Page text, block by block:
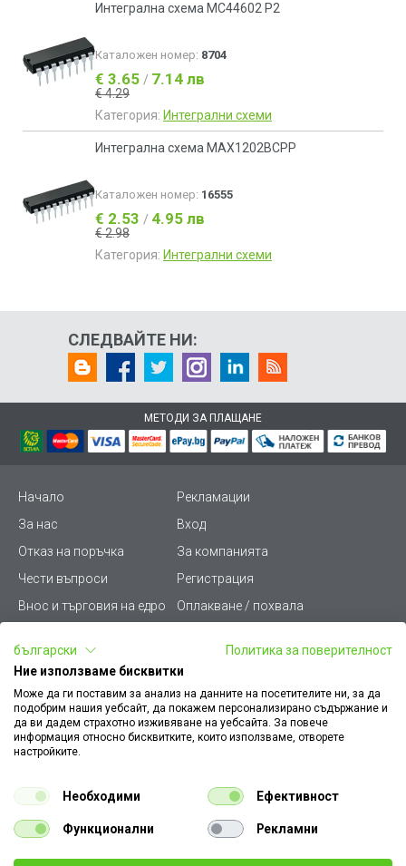
Интегрална схема MC44602 P2
Каталожен номер: 8704
€ 3.65 / 7.14 лв
€ 4.29
Категория: Интегрални схеми
Интегрална схема MAX1202BCPP
Каталожен номер: 16555
€ 2.53 / 4.95 лв
€ 2.98
Категория: Интегрални схеми
СЛЕДВАЙТЕ НИ:
МЕТОДИ ЗА ПЛАЩАНЕ
Начало
Рекламации
За нас
Вход
Отказ на поръчка
За компанията
Чести въпроси
Регистрация
Внос и търговия на едро
Оплакване / похвала
Условия за ползване
Стани дистрибутор
Карта на сайта
Кариери
Как да намеря документ
към поръчка
Платформа за AРС
Конфигуратор за ел.
ключове и контакти
български
Политика за поверителност
Ние използваме бисквитки
Може да ги поставим за анализ на данните на посетителите ни, за да
подобрим нашия уебсайт, да покажем персонализирано съдържание и
да ви дадем страхотно изживяване на уебсайта. За повече
информация относно бисквитките, които използваме, отворете
настройките.
Необходими Ефективност
Функционални Рекламни